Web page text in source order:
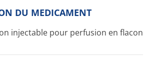
DU MEDICAMENT
injectable pour perfusion en flacon